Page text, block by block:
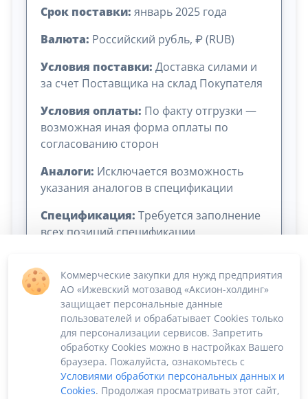
Срок поставки: январь 2025 года
Валюта: Российский рубль, ₽ (RUB)
Условия поставки: Доставка силами и
за счет Поставщика на склад Покупателя
Условия оплаты: По факту отгрузки —
возможная иная форма оплаты по
согласованию сторон
Аналоги: Исключается возможность
указания аналогов в спецификации
Спецификация: Требуется заполнение
всех позиций спецификации
Сумма лота: 670 507,50 ₽
Коммерческие закупки для нужд предприятия
АО «Ижевский мотозавод «Аксион-холдинг»
защищает персональные данные
пользователей и обрабатывает Cookies только
для персонализации сервисов. Запретить
обработку Cookies можно в настройках Вашего
браузера. Пожалуйста, ознакомьтесь с
Условиями обработки персональных данных и
Cookies. Продолжая просматривать этот сайт,